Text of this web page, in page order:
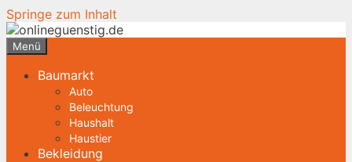
Springe zum Inhalt
Menü
Baumarkt
Auto
Beleuchtung
Haushalt
Haustier
Bekleidung